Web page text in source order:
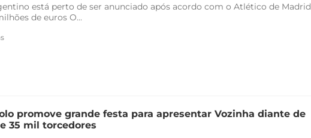
está perto de ser anunciado após acordo com o Atlético de Madrid
de euros O...
promove grande festa para apresentar Vozinha diante de
35 mil torcedores